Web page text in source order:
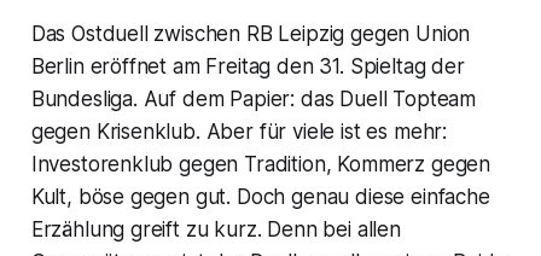
Das Ostduell zwischen RB Leipzig gegen Union
Berlin eröffnet am Freitag den 31. Spieltag der
Bundesliga. Auf dem Papier: das Duell Topteam
gegen Krisenklub. Aber für viele ist es mehr:
Investorenklub gegen Tradition, Kommerz gegen
Kult, böse gegen gut. Doch genau diese einfache
Erzählung greift zu kurz. Denn bei allen